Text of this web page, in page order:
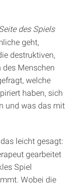
des Spiels
geht,
destruktiven,
Menschen
welche
haben, sich
und was das mit
leicht gesagt:
gearbeitet
Spiel
Wobei die